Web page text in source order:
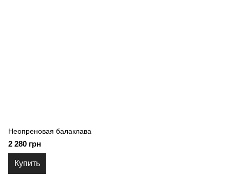
Неопреновая балаклава
2 280 грн
Купить